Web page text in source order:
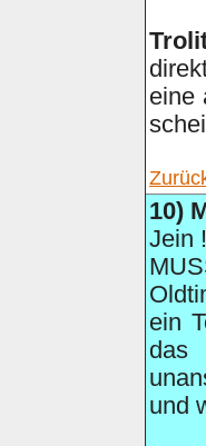
eine
10)
Jein
ein
das
und